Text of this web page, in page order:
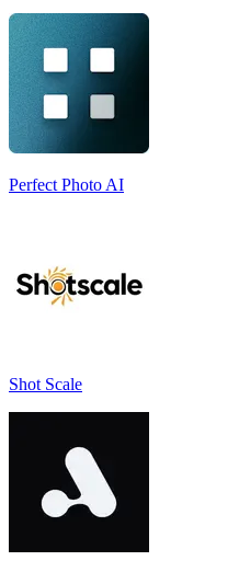
Perfect Photo AI
Shot Scale